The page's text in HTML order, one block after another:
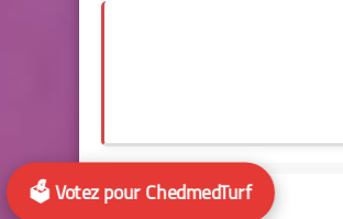
🗳️ Votez pour ChedmedTurf